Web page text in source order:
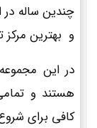
چندین ساله در
و بهترین
در این
هستند و
کافی برای